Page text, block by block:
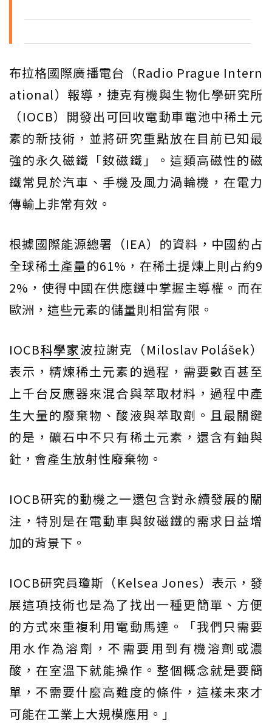
布拉格國際廣播電台（Radio Prague Intern
ational）報導，捷克有機與生物化學研究所
（IOCB）開發出可回收電動車電池中稀土元
素的新技術，並將研究重點放在目前已知最
強的永久磁鐵「釹磁鐵」。這類高磁性的磁
鐵常見於汽車、手機及風力渦輪機，在電力
傳輸上非常有效。
根據國際能源總署（IEA）的資料，中國約占
全球稀土產量的61%，在稀土提煉上則占約9
2%，使得中國在供應鏈中掌握主導權。而在
歐洲，這些元素的儲量則相當有限。
IOCB科學家波拉謝克（Miloslav Polášek）
表示，精煉稀土元素的過程，需要數百甚至
上千台反應器來混合與萃取材料，過程中產
生大量的廢棄物、酸液與萃取劑。且最關鍵
的是，礦石中不只有稀土元素，還含有鈾與
釷，會產生放射性廢棄物。
IOCB研究的動機之一還包含對永續發展的關
注，特別是在電動車與釹磁鐵的需求日益增
加的背景下。
IOCB研究員瓊斯（Kelsea Jones）表示，發
展這項技術也是為了找出一種更簡單、方便
的方式來重複利用電動馬達。「我們只需要
用水作為溶劑，不需要用到有機溶劑或濃
酸，在室溫下就能操作。整個概念就是要簡
單，不需要什麼高難度的條件，這樣未來才
可能在工業上大規模應用。」